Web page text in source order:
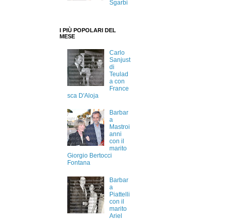
Sgarbi
I PIÙ POPOLARI DEL
MESE
Carlo
Sanjust
di
Teulad
a con
France
sca D'Aloja
Barbar
a
Mastroi
anni
con il
marito
Giorgio Bertocci
Fontana
Barbar
a
Piattelli
con il
marito
Ariel